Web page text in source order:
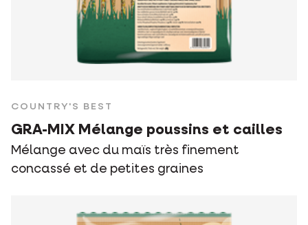
COUNTRY'S BEST
GRA-MIX Mélange poussins et cailles
Mélange avec du maïs très finement
concassé et de petites graines